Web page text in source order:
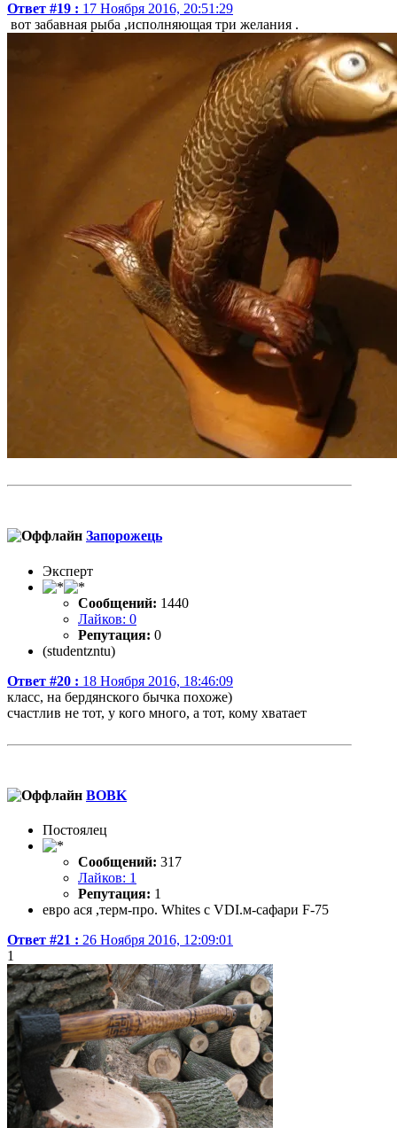
Ответ #19 : 17 Ноября 2016, 20:51:29
вот забавная рыба ,исполняющая три желания .
Запорожець
Эксперт
Сообщений: 1440
Лайков: 0
Репутация: 0
(studentzntu)
Ответ #20 : 18 Ноября 2016, 18:46:09
класс, на бердянского бычка похоже)
счастлив не тот, у кого много, а тот, кому хватает
BOBK
Постоялец
Сообщений: 317
Лайков: 1
Репутация: 1
евро ася ,терм-про. Whites c VDI.м-сафари F-75
Ответ #21 : 26 Ноября 2016, 12:09:01
1